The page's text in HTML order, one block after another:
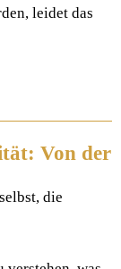
leidet das
Von der
die